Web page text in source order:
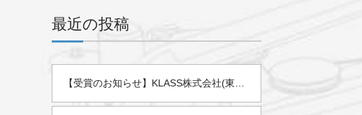
最近の投稿
【受賞のお知らせ】KLASS株式会社(東証スタンダード)様より「2025年度 優秀販売店」として表彰されました。